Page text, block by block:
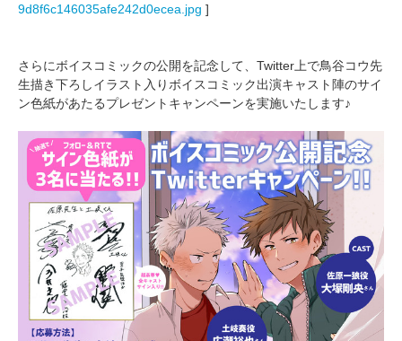
9d8f6c146035afe242d0ecea.jpg ]
さらにボイスコミックの公開を記念して、Twitter上で鳥谷コウ先
生描き下ろしイラスト入りボイスコミック出演キャスト陣のサイ
ン色紙があたるプレゼントキャンペーンを実施いたします♪